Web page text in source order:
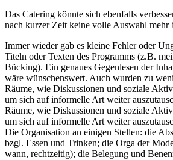
Das Catering könnte sich ebenfalls
nach kurzer Zeit keine volle Auswahl mehr
Immer wieder gab es kleine Fehler oder
Titeln oder Texten des Programms (z.B.
Bücking). Ein genaues Gegenlesen der
wäre wünschenswert. Auch wurden zu
Räume, wie Diskussionen und soziale
um sich auf informelle Art weiter
Räume, wie Diskussionen und soziale
um sich auf informelle Art weiter
Die Organisation an einigen Stellen: die
bzgl. Essen und Trinken; die Orga der
wann, rechtzeitig); die Belegung und